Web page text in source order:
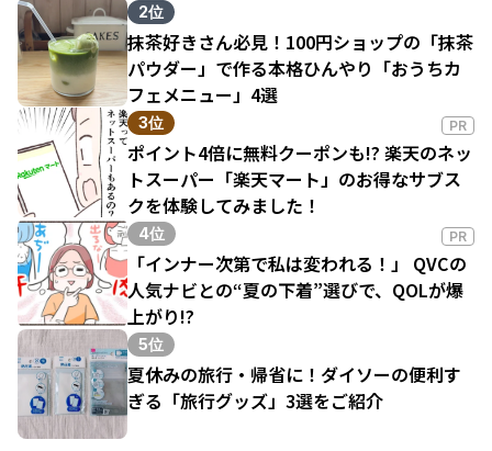
2位
抹茶好きさん必見！100円ショップの「抹茶
パウダー」で作る本格ひんやり「おうちカ
フェメニュー」4選
3位 PR
ポイント4倍に無料クーポンも!? 楽天のネッ
トスーパー「楽天マート」のお得なサブス
クを体験してみました！
4位 PR
「インナー次第で私は変われる！」 QVCの
人気ナビとの“夏の下着”選びで、QOLが爆
上がり!?
5位
夏休みの旅行・帰省に！ダイソーの便利す
ぎる「旅行グッズ」3選をご紹介